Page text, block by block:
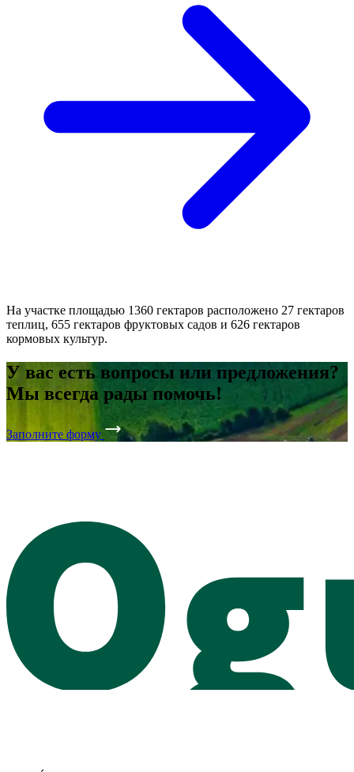
На участке площадью 1360 гектаров расположено 27 гектаров
теплиц, 655 гектаров фруктовых садов и 626 гектаров
кормовых культур.
У вас есть вопросы или предложения?
Мы всегда рады помочь!
Заполните форму